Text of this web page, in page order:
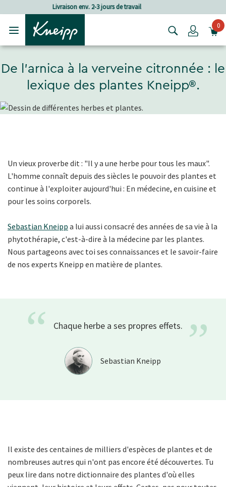
Passer au contenu principal
Passer au contenu du pied de page
Frais de port à partir de CHF 80.‒
Login0
De l'arnica à la verveine citronnée : le
lexique des plantes Kneipp®.
Un vieux proverbe dit : "Il y a une herbe pour tous les maux".
L'homme connaît depuis des siècles le pouvoir des plantes et
continue à l'exploiter aujourd'hui : En médecine, en cuisine et
pour les soins corporels.
Sebastian Kneipp a lui aussi consacré des années de sa vie à la
phytothérapie, c'est-à-dire à la médecine par les plantes.
Nous partageons avec toi ses connaissances et le savoir-faire
de nos experts Kneipp en matière de plantes.
“ Chaque herbe a ses propres effets. ”
Sebastian Kneipp
Il existe des centaines de milliers d'espèces de plantes et de
nombreuses autres qui n'ont pas encore été découvertes. Tu
peux lire dans notre dictionnaire des plantes d'où elles